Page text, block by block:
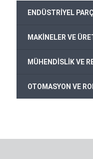
ENDÜSTRİYEL
MAKİNELER VE
MÜHENDİSLİK VE
OTOMASYON VE